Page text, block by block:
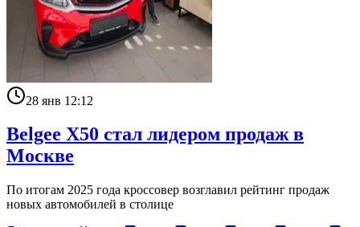
28 янв 12:12
Belgee X50 стал лидером продаж в
Москве
По итогам 2025 года кроссовер возглавил рейтинг продаж
новых автомобилей в столице